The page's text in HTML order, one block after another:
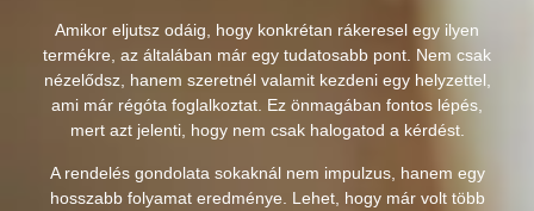
Amikor eljutsz odáig, hogy konkrétan rákeresel egy ilyen
termékre, az általában már egy tudatosabb pont. Nem csak
nézelődsz, hanem szeretnél valamit kezdeni egy helyzettel,
ami már régóta foglalkoztat. Ez önmagában fontos lépés,
mert azt jelenti, hogy nem csak halogatod a kérdést.
A rendelés gondolata sokaknál nem impulzus, hanem egy
hosszabb folyamat eredménye. Lehet, hogy már volt több